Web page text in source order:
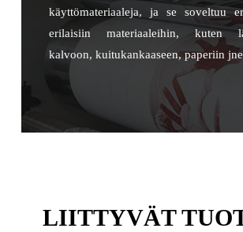
käyttömateriaaleja, ja se soveltuu
erilaisiin materiaaleihin, kuten
kalvoon, kuitukankaaseen, paperiin
LIITTYVÄT